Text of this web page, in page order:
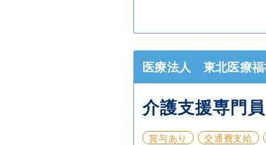
医療法人 東北医療福
介護支援専門
賞与あり 交通費支給